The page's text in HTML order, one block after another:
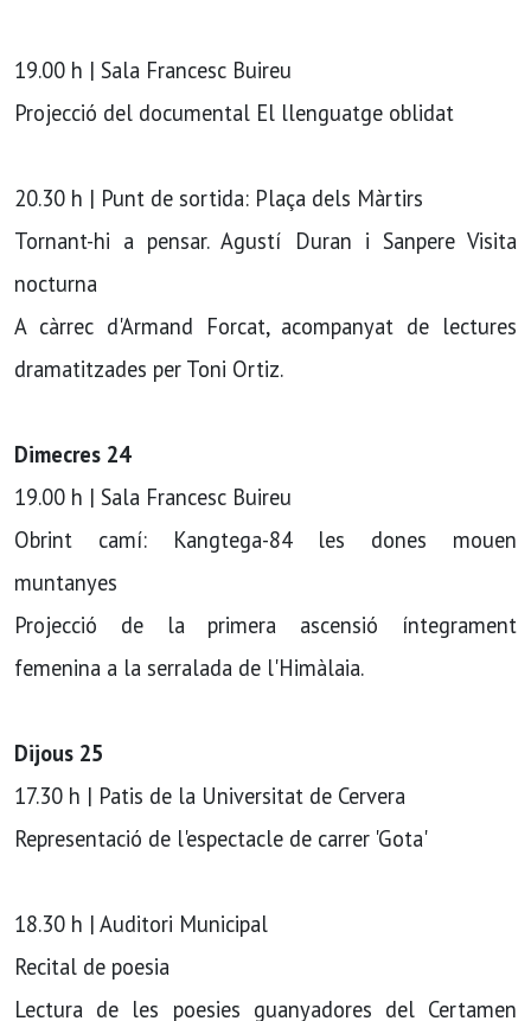
19.00 h | Sala Francesc Buireu
Projecció del documental El llenguatge oblidat
20.30 h | Punt de sortida: Plaça dels Màrtirs
Tornant-hi a pensar. Agustí Duran i Sanpere Visita
nocturna
A càrrec d'Armand Forcat, acompanyat de lectures
dramatitzades per Toni Ortiz.
Dimecres 24
19.00 h | Sala Francesc Buireu
Obrint camí: Kangtega-84 les dones mouen
muntanyes
Projecció de la primera ascensió íntegrament
femenina a la serralada de l'Himàlaia.
Dijous 25
17.30 h | Patis de la Universitat de Cervera
Representació de l'espectacle de carrer 'Gota'
18.30 h | Auditori Municipal
Recital de poesia
Lectura de les poesies guanyadores del Certamen